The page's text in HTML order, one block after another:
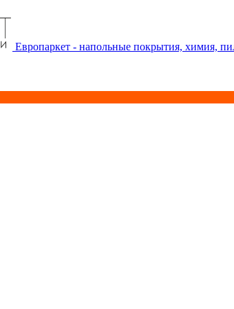
Европаркет - напольные покрытия, химия,